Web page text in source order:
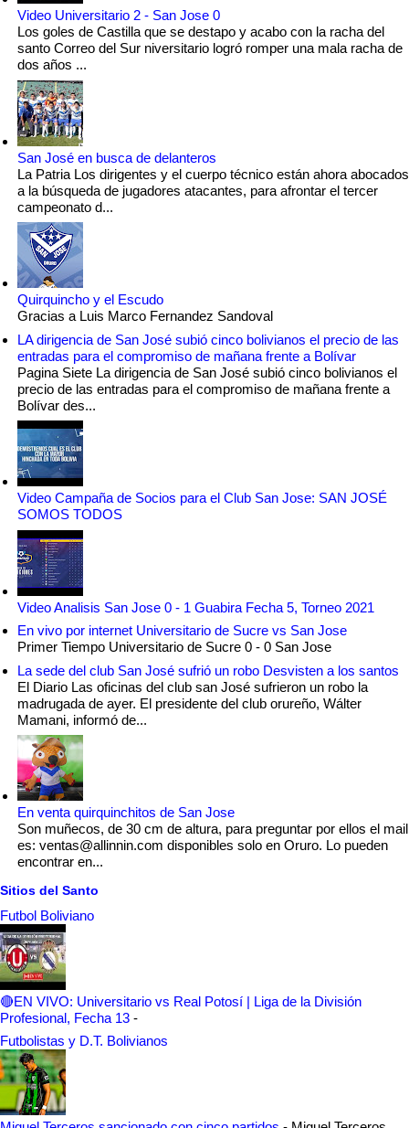
Video Universitario 2 - San Jose 0
Los goles de Castilla que se destapo y acabo con la racha del
santo Correo del Sur niversitario logró romper una mala racha de
dos años ...
San José en busca de delanteros
La Patria Los dirigentes y el cuerpo técnico están ahora abocados
a la búsqueda de jugadores atacantes, para afrontar el tercer
campeonato d...
Quirquincho y el Escudo
Gracias a Luis Marco Fernandez Sandoval
LA dirigencia de San José subió cinco bolivianos el precio de las
entradas para el compromiso de mañana frente a Bolívar
Pagina Siete La dirigencia de San José subió cinco bolivianos el
precio de las entradas para el compromiso de mañana frente a
Bolívar des...
Video Campaña de Socios para el Club San Jose: SAN JOSÉ
SOMOS TODOS
Video Analisis San Jose 0 - 1 Guabira Fecha 5, Torneo 2021
En vivo por internet Universitario de Sucre vs San Jose
Primer Tiempo Universitario de Sucre 0 - 0 San Jose
La sede del club San José sufrió un robo Desvisten a los santos
El Diario Las oficinas del club san José sufrieron un robo la
madrugada de ayer. El presidente del club orureño, Wálter
Mamani, informó de...
En venta quirquinchitos de San Jose
Son muñecos, de 30 cm de altura, para preguntar por ellos el mail
es: ventas@allinnin.com disponibles solo en Oruro. Lo pueden
encontrar en...
Sitios del Santo
Futbol Boliviano
🔴EN VIVO: Universitario vs Real Potosí | Liga de la División
Profesional, Fecha 13 -
Futbolistas y D.T. Bolivianos